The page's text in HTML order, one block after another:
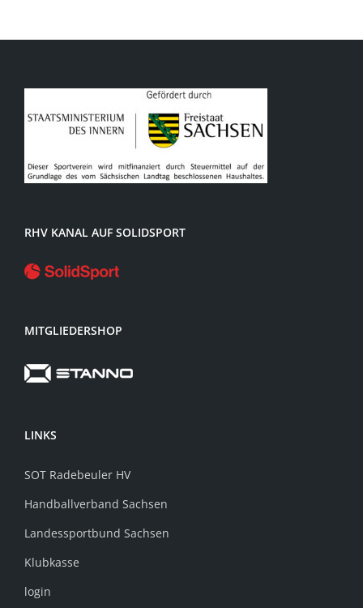
RHV KANAL AUF SOLIDSPORT
MITGLIEDERSHOP
LINKS
SOT Radebeuler HV
Handballverband Sachsen
Landessportbund Sachsen
Klubkasse
login